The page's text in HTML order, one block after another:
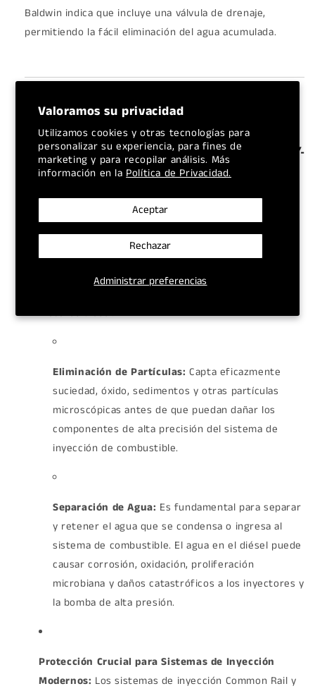
Valoramos su privacidad
Utilizamos cookies y otras tecnologías para
personalizar su experiencia, para fines de
marketing y para recopilar análisis. Más
información en la Política de Privacidad.
Administrar preferencias
Aceptar
Rechazar
Baldwin indica que incluye una válvula de drenaje,
permitiendo la fácil eliminación del agua acumulada.
¿Por qué el Separador de Agua BALDWIN BF7677-
D es Indispensable para tu Equipo?
Filtración Dual de Alta Eficiencia:Este filtro está
diseñado para abordar los dos principales
motores diésel:
Eliminación de Partículas: Capta eficazmente
suciedad, óxido, sedimentos y otras partículas
microscópicas antes de que puedan dañar los
componentes de alta precisión del sistema de
inyección de combustible.
Separación de Agua: Es fundamental para separar
y retener el agua que se condensa o ingresa al
sistema de combustible. El agua en el diésel puede
causar corrosión, oxidación, proliferación
microbiana y daños catastróficos a los inyectores y
la bomba de alta presión.
Protección Crucial para Sistemas de Inyección
Modernos: Los sistemas de inyección Common Rail y